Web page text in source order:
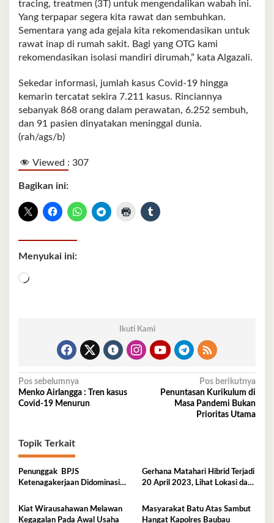
tracing, treatmen (3T) untuk mengendalikan wabah ini.
Yang terpapar segera kita rawat dan sembuhkan.
Sementara yang ada gejala kita rekomendasikan untuk
rawat inap di rumah sakit. Bagi yang OTG kami
rekomendasikan isolasi mandiri dirumah,” kata Algazali.
Sekedar informasi, jumlah kasus Covid-19 hingga
kemarin tercatat sekira 7.211 kasus. Rinciannya
sebanyak 868 orang dalam perawatan, 6.252 sembuh,
dan 91 pasien dinyatakan meninggal dunia.
(rah/ags/b)
Viewed : 307
Bagikan ini:
Menyukai ini:
Memuat...
Ikuti Kami
Navigasi
pos
Pos sebelumnya
Menko Airlangga : Tren kasus
Covid-19 Menurun
Pos berikutnya
Penuntasan Kurikulum di
Masa Pandemi Bukan
Prioritas Utama
Topik Terkait
Penunggak BPJS
Ketenagakerjaan Didominasi
Gerhana Matahari Hibrid Terjadi
20 April 2023, Lihat Lokasi dan
Kiat Wirausahawan Melawan
Kegagalan Pada Awal Usaha
Masyarakat Batu Atas Sambut
Hangat Kapolres Baubau